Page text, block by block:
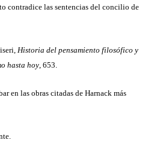
contradice las sentencias del concilio de
Historia del pensamiento filosófico y
hasta hoy , 653.
en las obras citadas de Harnack más